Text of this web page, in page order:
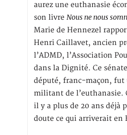
aurez une euthanasie
son livre Nous ne nous
Marie de Hennezel
Henri Caillavet, ancien
l’ADMD, l’Association
dans la Dignité. Ce
député, franc-maçon, fut
militant de l’euthanasie.
il y a plus de 20 ans déjà
doute ce qui arriverait en